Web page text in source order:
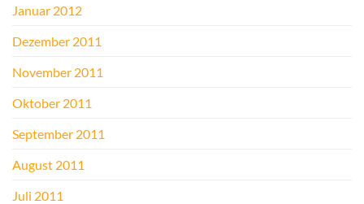
Januar 2012
Dezember 2011
November 2011
Oktober 2011
September 2011
August 2011
Juli 2011